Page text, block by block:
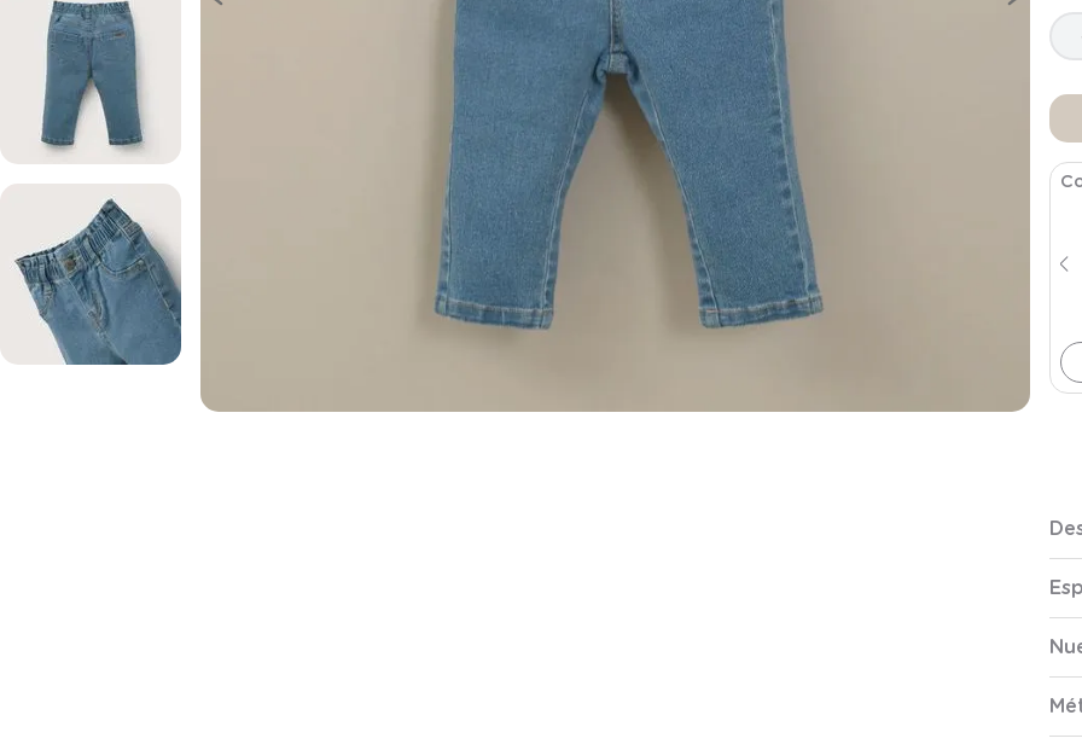
Pantalon Infant Niña Azul Marino
.994 $ 19 .990